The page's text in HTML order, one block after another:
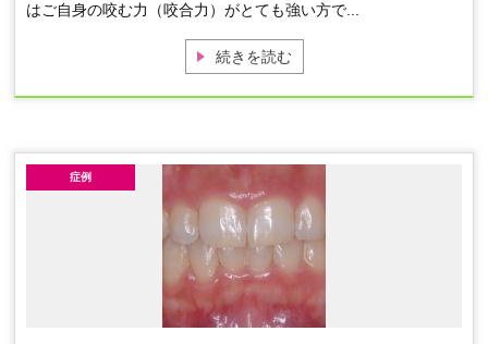
はご自身の咬む力（咬合力）がとても強い方で...
続きを読む
症例